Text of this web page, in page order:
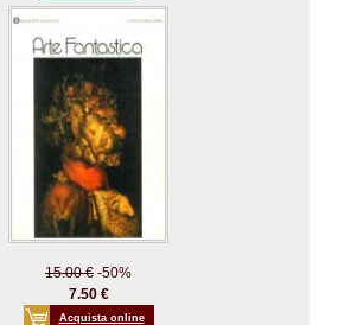
15.00 € -50%
7.50 €
Acquista online